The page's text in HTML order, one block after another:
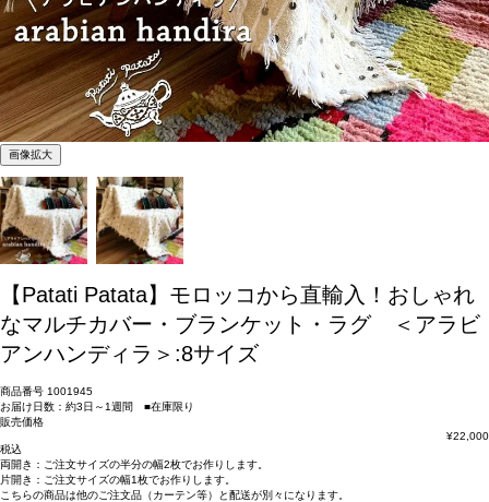
画像拡大
【Patati Patata】モロッコから直輸入！おしゃれ
なマルチカバー・ブランケット・ラグ ＜アラビ
アンハンディラ＞:8サイズ
商品番号 1001945
お届け日数：約3日～1週間 ■在庫限り
販売価格
¥22,000
税込
両開き： ご注文サイズの半分の幅2枚でお作りします。
片開き： ご注文サイズの幅1枚でお作りします。
こちらの商品は他のご注文品（カーテン等）と配送が別々 になります。